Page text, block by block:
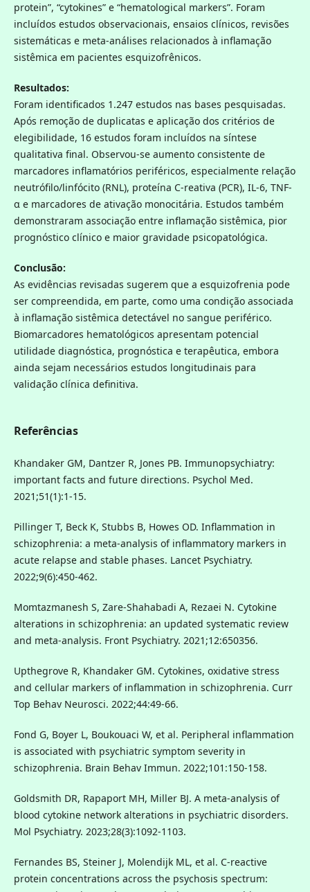
protein”, “cytokines” e “hematological markers”. Foram
incluídos estudos observacionais, ensaios clínicos, revisões
sistemáticas e meta-análises relacionados à inflamação
sistêmica em pacientes esquizofrênicos.
Resultados:
Foram identificados 1.247 estudos nas bases pesquisadas.
Após remoção de duplicatas e aplicação dos critérios de
elegibilidade, 16 estudos foram incluídos na síntese
qualitativa final. Observou-se aumento consistente de
marcadores inflamatórios periféricos, especialmente relação
neutrófilo/linfócito (RNL), proteína C-reativa (PCR), IL-6, TNF-
α e marcadores de ativação monocitária. Estudos também
demonstraram associação entre inflamação sistêmica, pior
prognóstico clínico e maior gravidade psicopatológica.
Conclusão:
As evidências revisadas sugerem que a esquizofrenia pode
ser compreendida, em parte, como uma condição associada
à inflamação sistêmica detectável no sangue periférico.
Biomarcadores hematológicos apresentam potencial
utilidade diagnóstica, prognóstica e terapêutica, embora
ainda sejam necessários estudos longitudinais para
validação clínica definitiva.
Referências
Khandaker GM, Dantzer R, Jones PB. Immunopsychiatry:
important facts and future directions. Psychol Med.
2021;51(1):1-15.
Pillinger T, Beck K, Stubbs B, Howes OD. Inflammation in
schizophrenia: a meta-analysis of inflammatory markers in
acute relapse and stable phases. Lancet Psychiatry.
2022;9(6):450-462.
Momtazmanesh S, Zare-Shahabadi A, Rezaei N. Cytokine
alterations in schizophrenia: an updated systematic review
and meta-analysis. Front Psychiatry. 2021;12:650356.
Upthegrove R, Khandaker GM. Cytokines, oxidative stress
and cellular markers of inflammation in schizophrenia. Curr
Top Behav Neurosci. 2022;44:49-66.
Fond G, Boyer L, Boukouaci W, et al. Peripheral inflammation
is associated with psychiatric symptom severity in
schizophrenia. Brain Behav Immun. 2022;101:150-158.
Goldsmith DR, Rapaport MH, Miller BJ. A meta-analysis of
blood cytokine network alterations in psychiatric disorders.
Mol Psychiatry. 2023;28(3):1092-1103.
Fernandes BS, Steiner J, Molendijk ML, et al. C-reactive
protein concentrations across the psychosis spectrum: